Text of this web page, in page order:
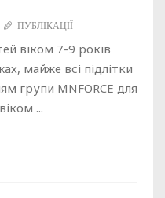
ПУБЛІКАЦІЇ
віком 7-9 років
майже всі підлітки
групи MNFORCE для
...